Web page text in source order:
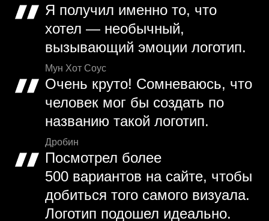
Я получил именно то, что
хотел — необычный,
вызывающий эмоции логотип.
Мун Хот Соус
Очень круто! Сомневаюсь, что
человек мог бы создать по
названию такой логотип.
Дробин
Посмотрел более
500 вариантов на сайте, чтобы
добиться того самого визуала.
Логотип подошел идеально.